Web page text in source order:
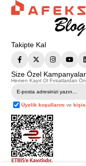
Takipte Kal
Size Özel Kampanyalar
Hemen Kayıt Ol Fırsatlardan
Üyelik koşullarını ve